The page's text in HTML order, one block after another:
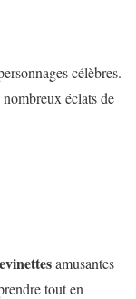
célèbres.
éclats de
amusantes
tout en